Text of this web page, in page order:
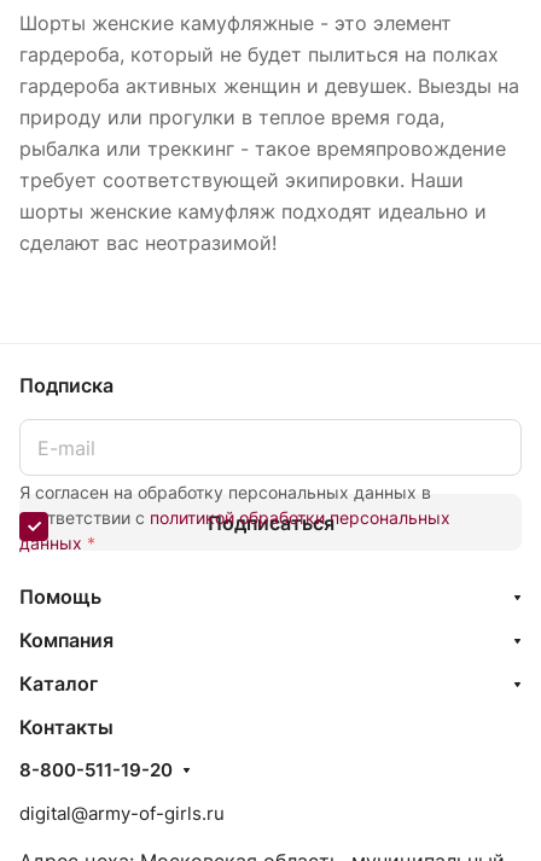
Шорты женские камуфляжные - это элемент
гардероба, который не будет пылиться на полках
гардероба активных женщин и девушек. Выезды на
природу или прогулки в теплое время года,
рыбалка или треккинг - такое времяпровождение
требует соответствующей экипировки. Наши
шорты женские камуфляж подходят идеально и
сделают вас неотразимой!
Подписка
Я согласен на обработку персональных данных в
соответствии с политикой обработки персональных
данных *
Подписаться
Помощь
Компания
Каталог
Контакты
8-800-511-19-20
digital@army-of-girls.ru